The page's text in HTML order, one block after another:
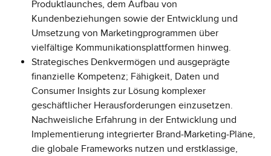
Produktlaunches, dem Aufbau von
Kundenbeziehungen sowie der Entwicklung und
Umsetzung von Marketingprogrammen über
vielfältige Kommunikationsplattformen hinweg.
Strategisches Denkvermögen und ausgeprägte
finanzielle Kompetenz; Fähigkeit, Daten und
Consumer Insights zur Lösung komplexer
geschäftlicher Herausforderungen einzusetzen.
Nachweisliche Erfahrung in der Entwicklung und
Implementierung integrierter Brand‑Marketing‑Pläne,
die globale Frameworks nutzen und erstklassige,